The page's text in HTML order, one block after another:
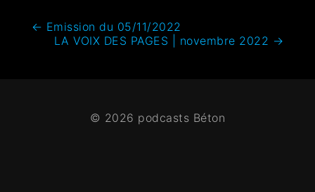
← Emission du 05/11/2022
LA VOIX DES PAGES | novembre 2022 →
© 2026 podcasts Béton